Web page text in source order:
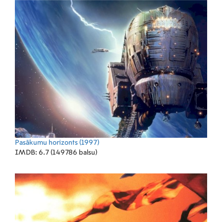
Pasākumu horizonts (1997)
IMDB: 6.7 (149786 balsu)